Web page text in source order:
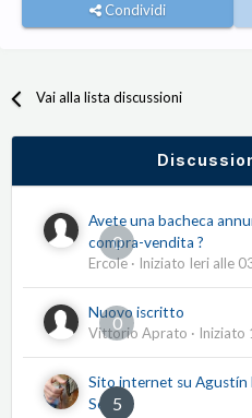
Condividi
Vai alla lista discussioni
0
Avete una bacheca
compra-vendita ?
Ercole · Iniziato Ieri alle
0
Nuovo iscritto
Vittorio Aprato · Iniziato
5
Sito internet su Agustín
Serio